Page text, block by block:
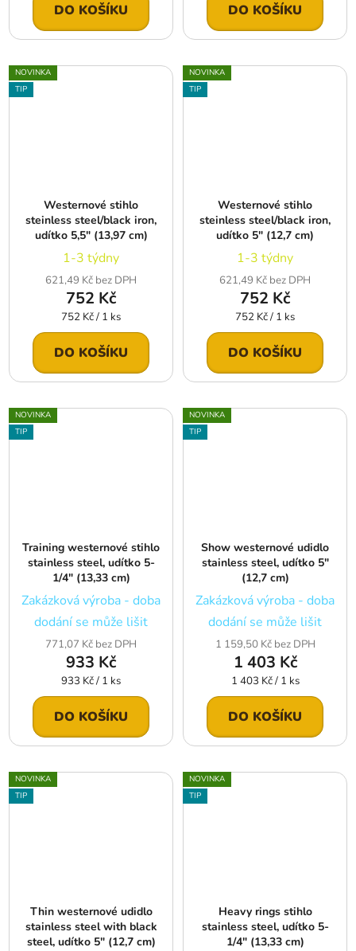
DO KOŠÍKU DO KOŠÍKU
NOVINKA
TIP
Westernové stihlo
steinless steel/black iron,
udítko 5,5″ (13,97 cm)
1-3 týdny
621,49 Kč bez DPH
752 Kč
Měrná
cena:
752 Kč / 1 ks
DO KOŠÍKU
NOVINKA
TIP
Westernové stihlo
steinless steel/black iron,
udítko 5″ (12,7 cm)
1-3 týdny
621,49 Kč bez DPH
752 Kč
Měrná
cena:
752 Kč / 1 ks
DO KOŠÍKU
NOVINKA
TIP
Training westernové stihlo
stainless steel, udítko 5-
1/4″ (13,33 cm)
Zakázková výroba - doba
dodání se může lišit
771,07 Kč bez DPH
933 Kč
Měrná
cena:
933 Kč / 1 ks
DO KOŠÍKU
NOVINKA
TIP
Show westernové udidlo
stainless steel, udítko 5″
(12,7 cm)
Zakázková výroba - doba
dodání se může lišit
1 159,50 Kč bez DPH
1 403 Kč
Měrná
cena:
1 403 Kč / 1 ks
DO KOŠÍKU
NOVINKA
TIP
Thin westernové udidlo
stainless steel with black
steel, udítko 5″ (12,7 cm)
NOVINKA
TIP
Heavy rings stihlo
stainless steel, udítko 5-
1/4″ (13,33 cm)